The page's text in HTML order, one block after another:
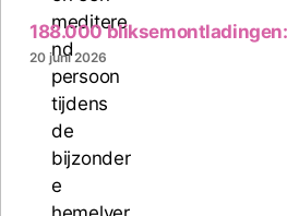
188.000
20 juni 2026